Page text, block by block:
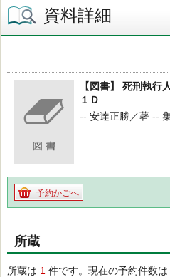
資料詳細
【図書】 死刑執
１Ｄ
-- 安達正勝／著 --
予約かごへ
所蔵
所蔵は 1 件です。現在の予約件数は